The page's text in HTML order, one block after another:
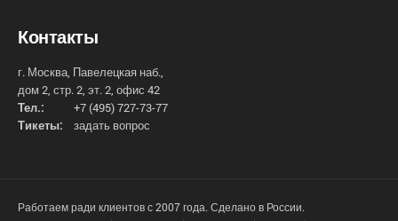
Контакты
г. Москва, Павелецкая наб.,
дом 2, стр. 2, эт. 2, офис 42
Тел.:
+7 (495) 727-73-77
Тикеты:
задать вопрос
Работаем ради клиентов с 2007 года. Сделано в России.